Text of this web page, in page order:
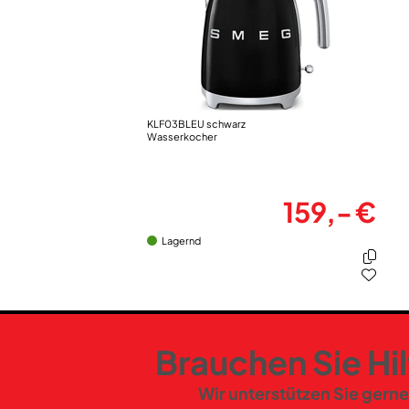
KLF03BLEU schwarz
Wasserkocher
159,- €
Lagernd
Brauchen Sie
Wir unterstützen Sie